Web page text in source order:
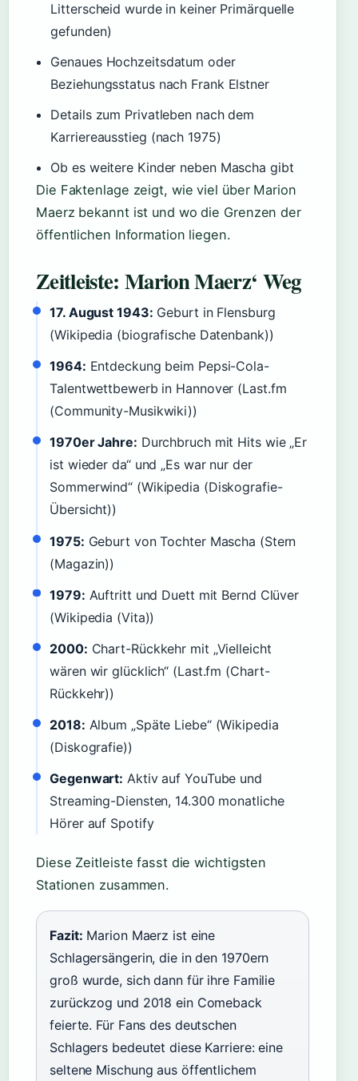
Litterscheid wurde in keiner Primärquelle
gefunden)
Genaues Hochzeitsdatum oder
Beziehungsstatus nach Frank Elstner
Details zum Privatleben nach dem
Karriereausstieg (nach 1975)
Ob es weitere Kinder neben Mascha gibt
Die Faktenlage zeigt, wie viel über Marion
Maerz bekannt ist und wo die Grenzen der
öffentlichen Information liegen.
Zeitleiste: Marion Maerz‘ Weg
17. August 1943: Geburt in Flensburg
(Wikipedia (biografische Datenbank))
1964: Entdeckung beim Pepsi-Cola-
Talentwettbewerb in Hannover (Last.fm
(Community-Musikwiki))
1970er Jahre: Durchbruch mit Hits wie „Er
ist wieder da“ und „Es war nur der
Sommerwind“ (Wikipedia (Diskografie-
Übersicht))
1975: Geburt von Tochter Mascha (Stern
(Magazin))
1979: Auftritt und Duett mit Bernd Clüver
(Wikipedia (Vita))
2000: Chart-Rückkehr mit „Vielleicht
wären wir glücklich“ (Last.fm (Chart-
Rückkehr))
2018: Album „Späte Liebe“ (Wikipedia
(Diskografie))
Gegenwart: Aktiv auf YouTube und
Streaming-Diensten, 14.300 monatliche
Hörer auf Spotify
Diese Zeitleiste fasst die wichtigsten
Stationen zusammen.
Fazit: Marion Maerz ist eine
Schlagersängerin, die in den 1970ern
groß wurde, sich dann für ihre Familie
zurückzog und 2018 ein Comeback
feierte. Für Fans des deutschen
Schlagers bedeutet diese Karriere: eine
seltene Mischung aus öffentlichem